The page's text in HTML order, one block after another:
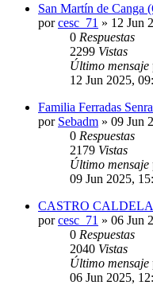
San Martín de Canga
porcesc_71 » 12 Jun
0 Respuestas
2299 Vistas
Último mensaje
12 Jun 2025,
Familia Ferradas Senra
por Sebadm » 09 Jun
0 Respuestas
2179 Vistas
Último mensaje
09 Jun 2025,
CASTRO
porcesc_71 » 06 Jun
0 Respuestas
2040 Vistas
Último mensaje
06 Jun 2025,